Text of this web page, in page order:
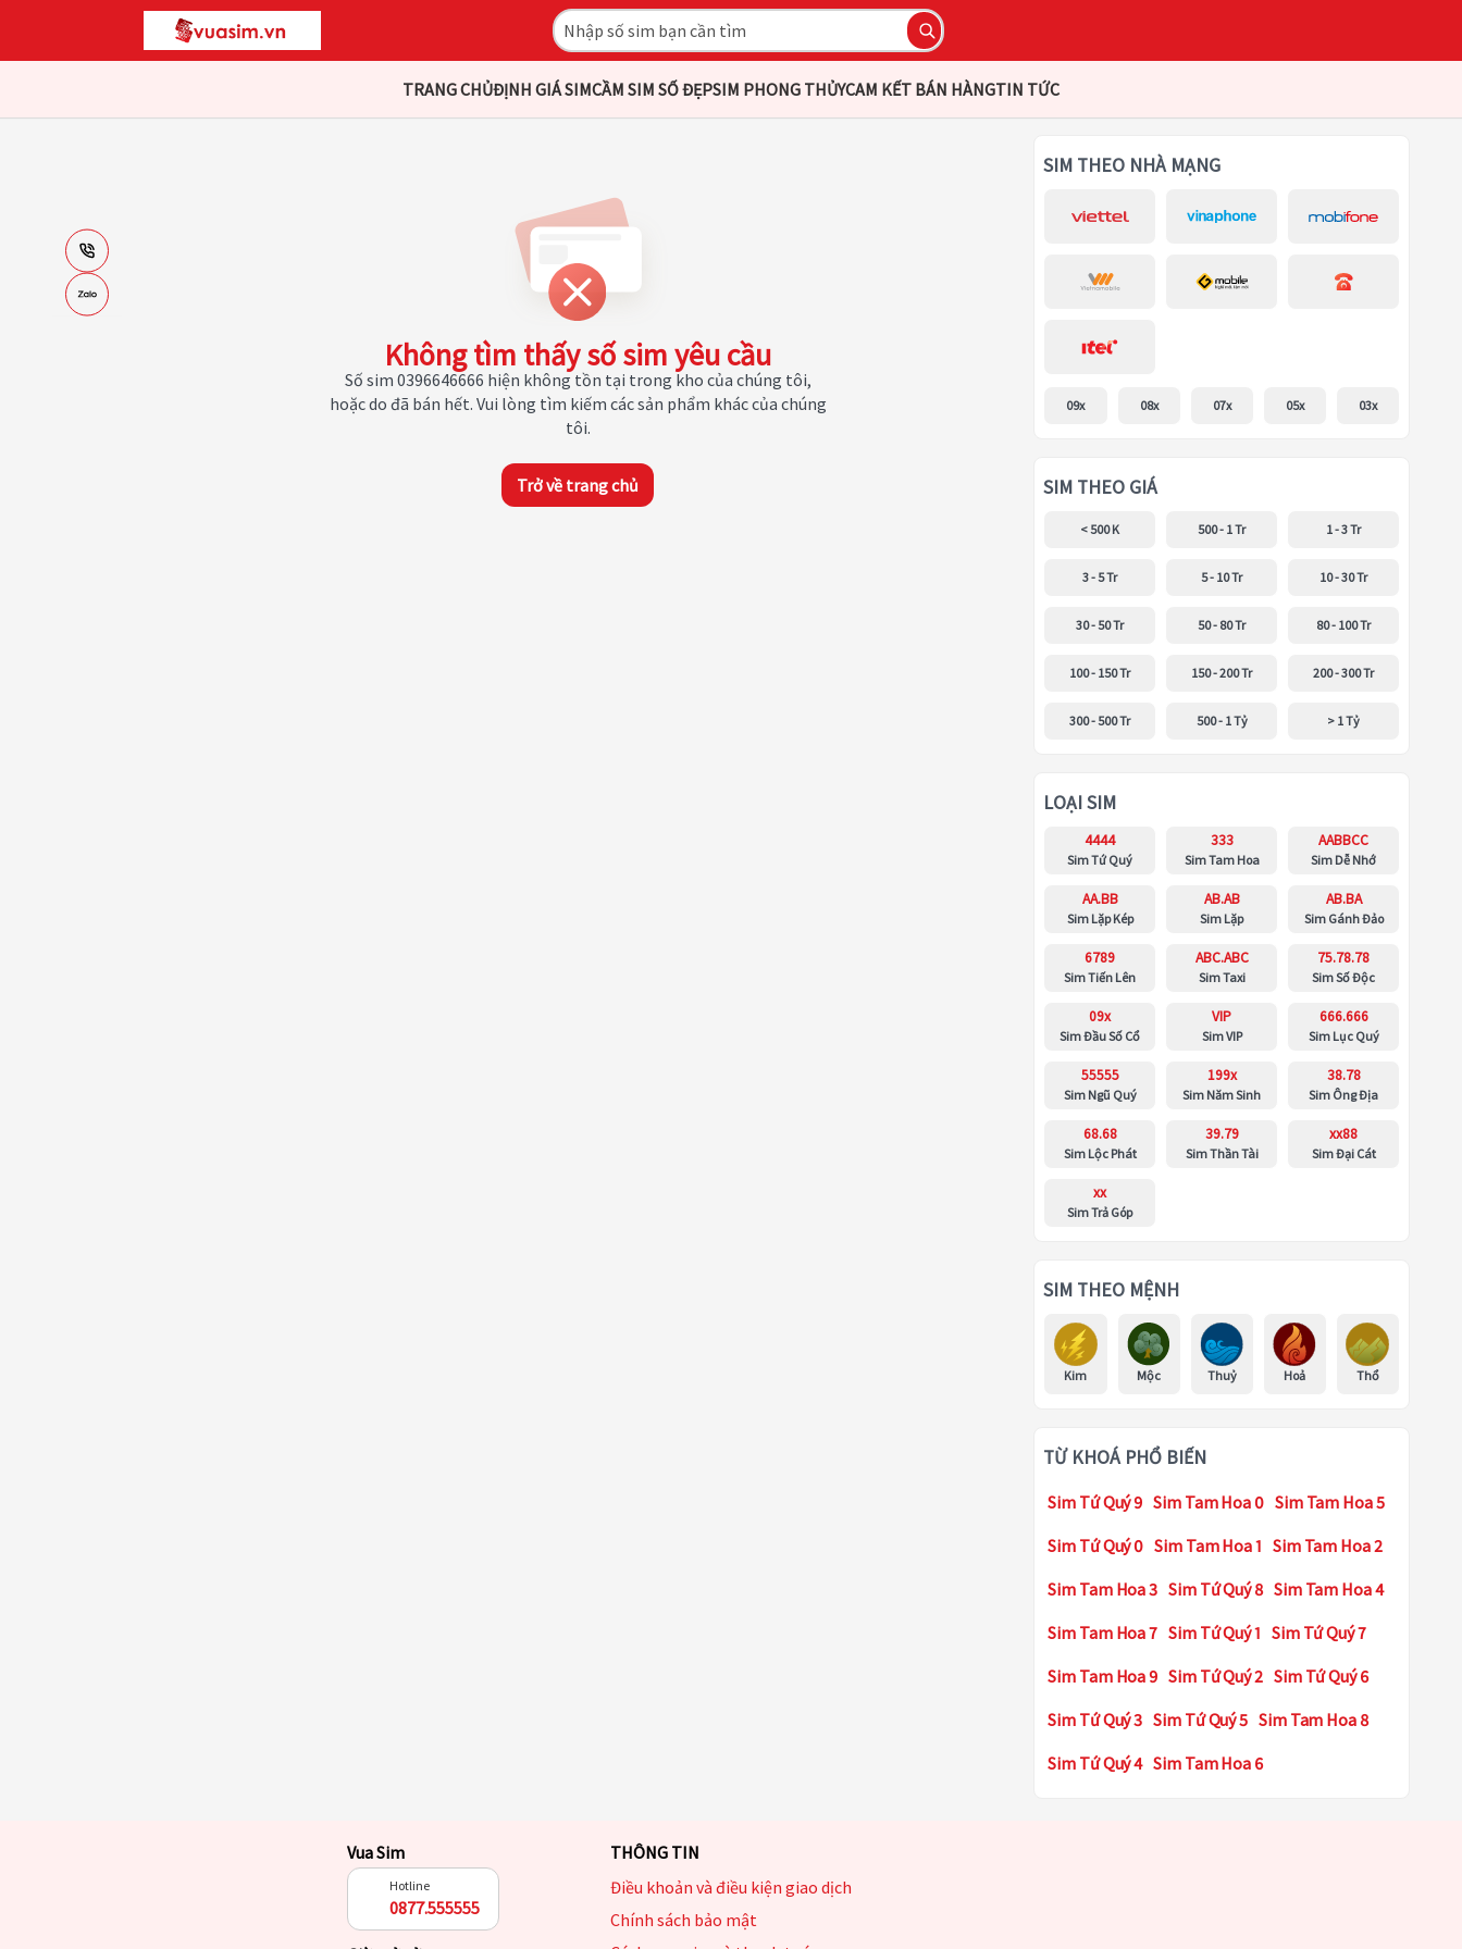
TRANG CHỦĐỊNH GIÁ SIMCẦM SIM SỐ ĐẸPSIM PHONG THỦYCAM KẾT BÁN HÀNGTIN TỨC
Không tìm thấy số sim yêu cầu
Số sim 0396646666 hiện không tồn tại trong kho của chúng tôi,
hoặc do đã bán hết. Vui lòng tìm kiếm các sản phẩm khác của chúng
tôi.
Trở về trang chủ
SIM THEO NHÀ MẠNG
09x 08x 07x 05x 03x
SIM THEO GIÁ
< 500 K 500 - 1 Tr 1 - 3 Tr
3 - 5 Tr 5 - 10 Tr 10 - 30 Tr
30 - 50 Tr 50 - 80 Tr 80 - 100 Tr
100 - 150 Tr 150 - 200 Tr 200 - 300 Tr
300 - 500 Tr 500 - 1 Tỷ > 1 Tỷ
LOẠI SIM
4444
Sim Tứ Quý
333
Sim Tam Hoa
AABBCC
Sim Dễ Nhớ
AA.BB
Sim Lặp Kép
AB.AB
Sim Lặp
AB.BA
Sim Gánh Đảo
6789
Sim Tiến Lên
ABC.ABC
Sim Taxi
75.78.78
Sim Số Độc
09x
Sim Đầu Số Cổ
VIP
Sim VIP
666.666
Sim Lục Quý
55555
Sim Ngũ Quý
199x
Sim Năm Sinh
38.78
Sim Ông Địa
68.68
Sim Lộc Phát
39.79
Sim Thần Tài
xx88
Sim Đại Cát
xx
Sim Trả Góp
SIM THEO MỆNH
Kim Mộc Thuỷ Hoả Thổ
TỪ KHOÁ PHỔ BIẾN
Sim Tứ Quý 9 Sim Tam Hoa 0 Sim Tam Hoa 5
Sim Tứ Quý 0 Sim Tam Hoa 1 Sim Tam Hoa 2
Sim Tam Hoa 3 Sim Tứ Quý 8 Sim Tam Hoa 4
Sim Tam Hoa 7 Sim Tứ Quý 1 Sim Tứ Quý 7
Sim Tam Hoa 9 Sim Tứ Quý 2 Sim Tứ Quý 6
Sim Tứ Quý 3 Sim Tứ Quý 5 Sim Tam Hoa 8
Sim Tứ Quý 4 Sim Tam Hoa 6
Vua Sim
Hotline
0877.555555
THÔNG TIN
Điều khoản và điều kiện giao dịch
Chính sách bảo mật